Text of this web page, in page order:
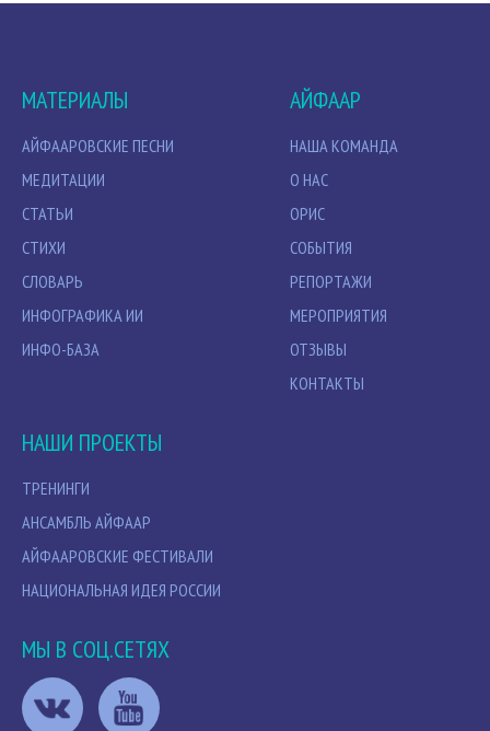
МАТЕРИАЛЫ
АЙФААРОВСКИЕ ПЕСНИ
МЕДИТАЦИИ
СТАТЬИ
СТИХИ
СЛОВАРЬ
ИНФОГРАФИКА ИИ
ИНФО-БАЗА
АЙФААР
НАША КОМАНДА
О НАС
ОРИС
СОБЫТИЯ
РЕПОРТАЖИ
МЕРОПРИЯТИЯ
ОТЗЫВЫ
КОНТАКТЫ
НАШИ ПРОЕКТЫ
ТРЕНИНГИ
АНСАМБЛЬ АЙФААР
АЙФААРОВСКИЕ ФЕСТИВАЛИ
НАЦИОНАЛЬНАЯ ИДЕЯ РОССИИ
МЫ В СОЦ.СЕТЯХ